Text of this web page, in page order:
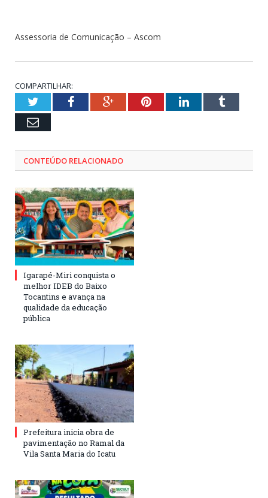
Assessoria de Comunicação – Ascom
COMPARTILHAR:
TwitterFacebookGoogle+PinterestLinkedInTumblr
Email
CONTEÚDO RELACIONADO
Igarapé-Miri conquista o
melhor IDEB do Baixo
Tocantins e avança na
qualidade da educação
pública
Prefeitura inicia obra de
pavimentação no Ramal da
Vila Santa Maria do Icatu